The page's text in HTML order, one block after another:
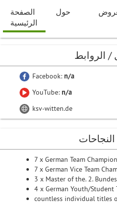
الصفحة
الرئيسية
حول
/ الروابط
Facebook: n/a
YouTube: n/a
ksv-witten.de
7 x German Team Champion
7 x German Vice Team
3 x Master of the. 2.
4 x German Youth/Student
countless individual titles